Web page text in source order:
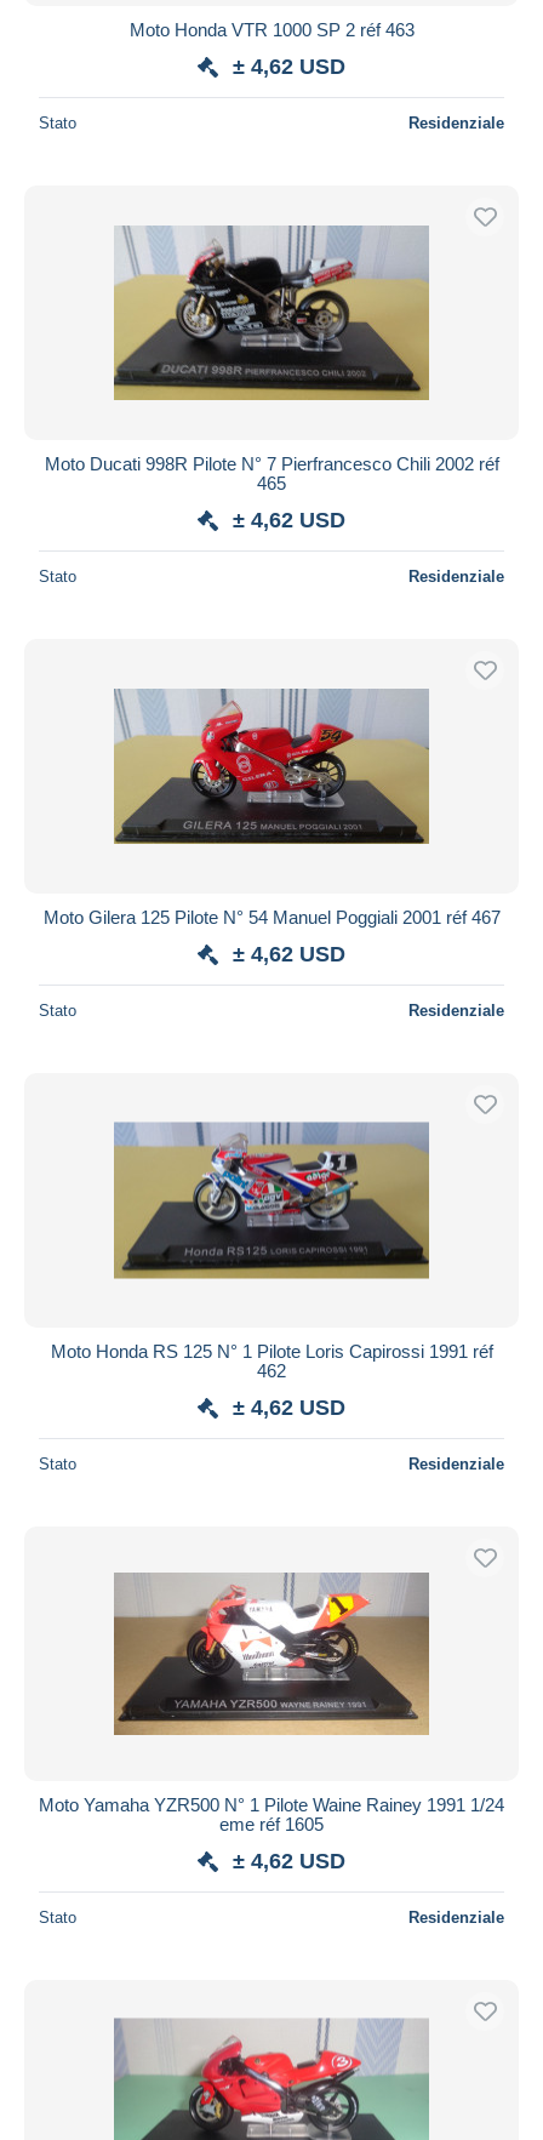
Moto Honda VTR 1000 SP 2 réf 463
± 4,62 USD
Stato Residenziale
Moto Ducati 998R Pilote N° 7 Pierfrancesco Chili 2002 réf
465
± 4,62 USD
Stato Residenziale
Moto Gilera 125 Pilote N° 54 Manuel Poggiali 2001 réf 467
± 4,62 USD
Stato Residenziale
Moto Honda RS 125 N° 1 Pilote Loris Capirossi 1991 réf
462
± 4,62 USD
Stato Residenziale
Moto Yamaha YZR500 N° 1 Pilote Waine Rainey 1991 1/24
eme réf 1605
± 4,62 USD
Stato Residenziale